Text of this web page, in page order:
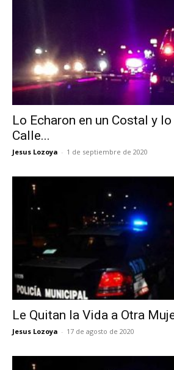
Lo Echaron en un Costal y
Calle...
Jesus Lozoya - 1 de septiembre de 2020
Le Quitan la Vida a Otra
Jesus Lozoya - 17 de agosto de 2020